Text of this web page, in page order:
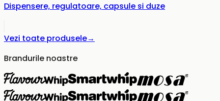
Dispensere, regulatoare, capsule si duze
Vezi toate produsele→
Brandurile noastre